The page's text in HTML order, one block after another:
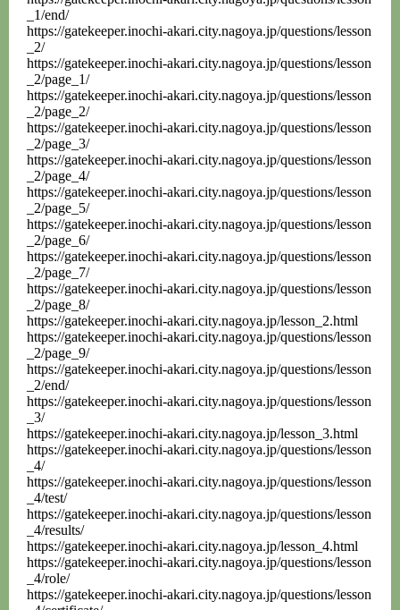
_1/end/
https://gatekeeper.inochi-akari.city.nagoya.jp/questions/lesson
_2/
https://gatekeeper.inochi-akari.city.nagoya.jp/questions/lesson
_2/page_1/
https://gatekeeper.inochi-akari.city.nagoya.jp/questions/lesson
_2/page_2/
https://gatekeeper.inochi-akari.city.nagoya.jp/questions/lesson
_2/page_3/
https://gatekeeper.inochi-akari.city.nagoya.jp/questions/lesson
_2/page_4/
https://gatekeeper.inochi-akari.city.nagoya.jp/questions/lesson
_2/page_5/
https://gatekeeper.inochi-akari.city.nagoya.jp/questions/lesson
_2/page_6/
https://gatekeeper.inochi-akari.city.nagoya.jp/questions/lesson
_2/page_7/
https://gatekeeper.inochi-akari.city.nagoya.jp/questions/lesson
_2/page_8/
https://gatekeeper.inochi-akari.city.nagoya.jp/lesson_2.html
https://gatekeeper.inochi-akari.city.nagoya.jp/questions/lesson
_2/page_9/
https://gatekeeper.inochi-akari.city.nagoya.jp/questions/lesson
_2/end/
https://gatekeeper.inochi-akari.city.nagoya.jp/questions/lesson
_3/
https://gatekeeper.inochi-akari.city.nagoya.jp/lesson_3.html
https://gatekeeper.inochi-akari.city.nagoya.jp/questions/lesson
_4/
https://gatekeeper.inochi-akari.city.nagoya.jp/questions/lesson
_4/test/
https://gatekeeper.inochi-akari.city.nagoya.jp/questions/lesson
_4/results/
https://gatekeeper.inochi-akari.city.nagoya.jp/lesson_4.html
https://gatekeeper.inochi-akari.city.nagoya.jp/questions/lesson
_4/role/
https://gatekeeper.inochi-akari.city.nagoya.jp/questions/lesson